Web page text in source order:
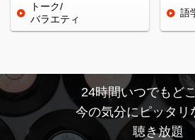
トーク/
バラエティ
語
24時間いつでもどこ
今の気分にピッタリ
聴き放題